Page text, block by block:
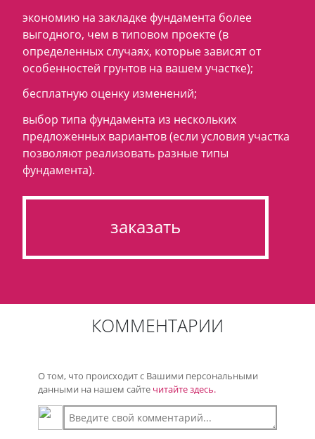
экономию на закладке фундамента более
выгодного, чем в типовом проекте (в
определенных случаях, которые зависят от
особенностей грунтов на вашем участке);
бесплатную оценку изменений;
выбор типа фундамента из нескольких
предложенных вариантов (если условия участка
позволяют реализовать разные типы
фундамента).
заказать
КОММЕНТАРИИ
О том, что происходит с Вашими персональными
данными на нашем сайте читайте здесь.